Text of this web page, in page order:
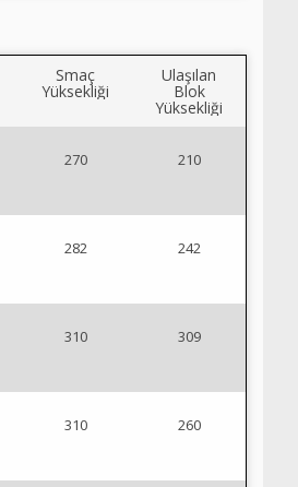
Smaç
Yüksekliği
Ulaşılan
Blok
Yüksekliği
270 210
282 242
310 309
310 260